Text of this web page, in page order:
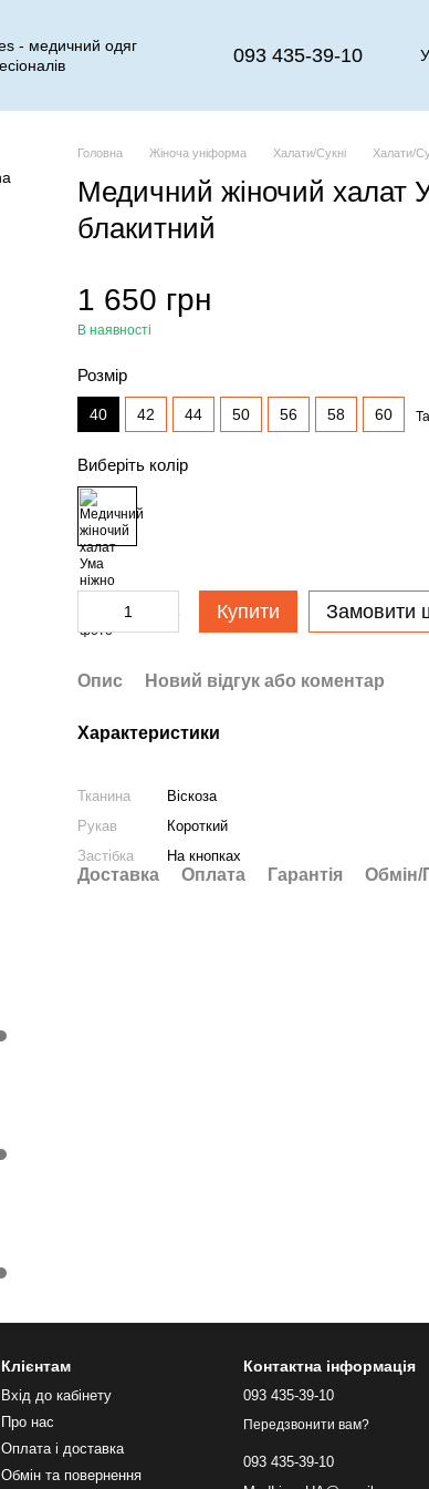
093 435-39-10
Головна Жіноча уніформа Халати/Сукні Халати/
Медичний жіночий халат
блакитний
1 650 грн
В наявності
Розмір
40 42 44 50 56 58 60
Виберіть колір
Купити Замовити
Опис Новий відгук або коментар
Характеристики
Тканина
Віскоза
Рукав
Короткий
Застібка
На кнопках
Доставка Оплата Гарантія Обмін/
Клієнтам
Вхід до кабінету
Про нас
Оплата і доставка
Обмін та повернення
Контактна інформація
093 435-39-10
Передзвонити вам?
093 435-39-10